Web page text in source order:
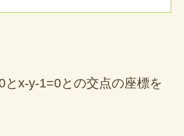
とx-y-1=0との交点の座標を